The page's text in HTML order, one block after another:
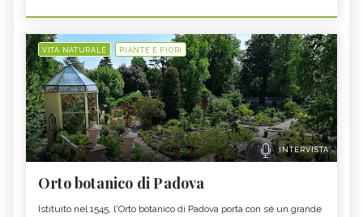
VITA NATURALE PIANTE E FIORI
INTERVISTA
Orto botanico di Padova
Istituito nel 1545, l'Orto botanico di Padova porta con sé un grande